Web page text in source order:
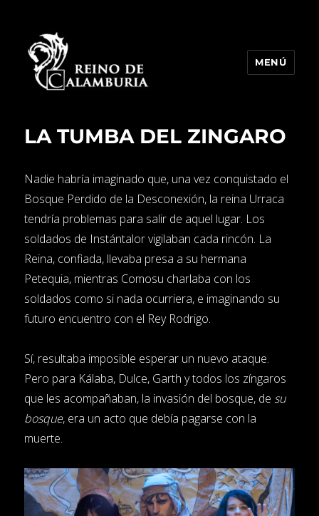
MENÚ
LA TUMBA DEL ZINGARO
Nadie habría imaginado que, una vez conquistado el
Bosque Perdido de la Desconexión, la reina Urraca
tendría problemas para salir de aquel lugar. Los
soldados de Instántalor vigilaban cada rincón. La
Reina, confiada, llevaba presa a su hermana
Petequia, mientras Comosu charlaba con los
soldados como si nada ocurriera, e imaginando su
futuro encuentro con el Rey Rodrigo.
Sí, resultaba imposible esperar un nuevo ataque.
Pero para Kálaba, Dulce, Garth y todos los zíngaros
que les acompañaban, la invasión del bosque, de su
bosque, era un acto que debía pagarse con la
muerte.